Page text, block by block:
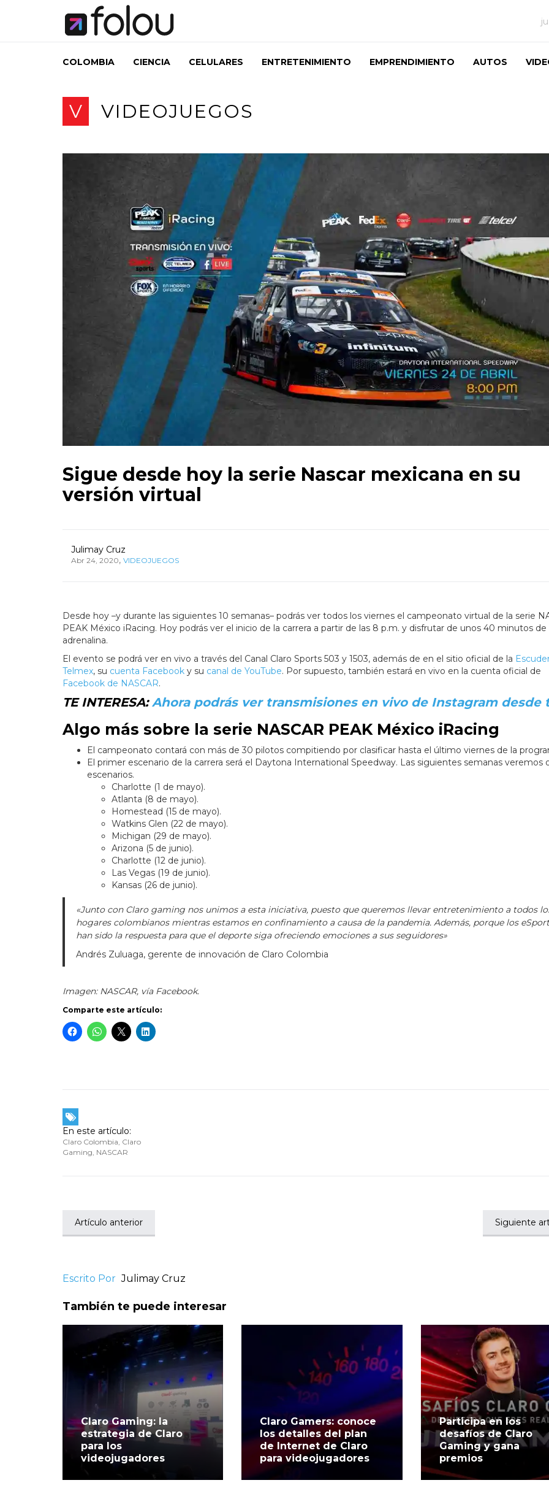
COLOMBIA CIENCIA CELULARES ENTRETENIMIENTO EMPRENDIMIENTO AUTOS
V VIDEOJUEGOS
Sigue desde hoy la serie Nascar mexicana en su
versión virtual
Julimay Cruz
Abr 24, 2020, VIDEOJUEGOS
Desde hoy –y durante las siguientes 10 semanas– podrás ver todos los viernes el campeonato virtual de la serie
PEAK México iRacing. Hoy podrás ver el inicio de la carrera a partir de las 8 p.m. y disfrutar de unos 40 minutos de
adrenalina.
El evento se podrá ver en vivo a través del Canal Claro Sports 503 y 1503, además de en el sitio oficial de la
Telmex, su cuenta Facebook y su canal de YouTube. Por supuesto, también estará en vivo en la cuenta oficial de
Facebook de NASCAR.
TE INTERESA:Ahora podrás ver transmisiones en vivo de Instagram desde
Algo más sobre la serie NASCAR PEAK México iRacing
El campeonato contará con más de 30 pilotos compitiendo por clasificar hasta el último viernes de la
El primer escenario de la carrera será el Daytona International Speedway. Las siguientes semanas veremos
escenarios.
Charlotte (1 de mayo).
Atlanta (8 de mayo).
Homestead (15 de mayo).
Watkins Glen (22 de mayo).
Michigan (29 de mayo).
Arizona (5 de junio).
Charlotte (12 de junio).
Las Vegas (19 de junio).
Kansas (26 de junio).
«Junto con Claro gaming nos unimos a esta iniciativa, puesto que queremos llevar entretenimiento a todos
hogares colombianos mientras estamos en confinamiento a causa de la pandemia. Además, porque los
han sido la respuesta para que el deporte siga ofreciendo emociones a sus seguidores»
Andrés Zuluaga, gerente de innovación de Claro Colombia
Imagen: NASCAR, vía Facebook.
Comparte este artículo:
En este artículo:
Claro Colombia, Claro
Gaming, NASCAR
Artículo anterior Siguiente
Escrito Por Julimay Cruz
También te puede interesar
Claro Gaming: la
estrategia de Claro
para los
videojugadores
Claro Gamers: conoce
los detalles del plan
de Internet de Claro
para videojugadores
Participa en los
desafíos de Claro
Gaming y gana
premios